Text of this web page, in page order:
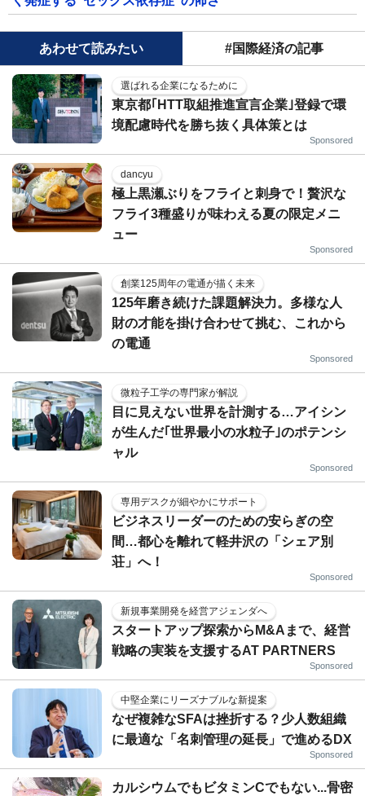
あわせて読みたい #国際経済の記事
選ばれる企業になるために
東京都｢HTT取組推進宣言企業｣登録で環
境配慮時代を勝ち抜く具体策とは
Sponsored
dancyu
極上黒瀬ぶりをフライと刺身で！贅沢な
フライ3種盛りが味わえる夏の限定メニ
ュー
Sponsored
創業125周年の電通が描く未来
125年磨き続けた課題解決力。多様な人
財の才能を掛け合わせて挑む、これから
の電通
Sponsored
微粒子工学の専門家が解説
目に見えない世界を計測する…アイシン
が生んだ｢世界最小の水粒子｣のポテンシ
ャル
Sponsored
専用デスクが細やかにサポート
ビジネスリーダーのための安らぎの空
間…都心を離れて軽井沢の「シェア別
荘」へ！
Sponsored
新規事業開発を経営アジェンダへ
スタートアップ探索からM&Aまで、経営
戦略の実装を支援するAT PARTNERS
Sponsored
中堅企業にリーズナブルな新提案
なぜ複雑なSFAは挫折する？少人数組織
に最適な「名刺管理の延長」で進めるDX
Sponsored
カルシウムでもビタミンCでもない...骨密